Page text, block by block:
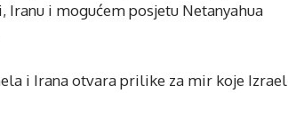
i mogućem posjetu Netanyahua
i Irana otvara prilike za mir koje Izrael